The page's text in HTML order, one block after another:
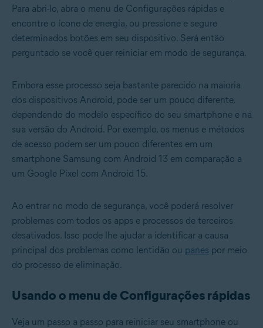
Para abri-lo, abra o menu de Configurações rápidas e
encontre o ícone de energia, ou pressione e segure
determinados botões em seu dispositivo. Será então
perguntado se você quer reiniciar em modo de segurança.
Embora esse processo seja bastante parecido na maioria
dos dispositivos Android, pode ser um pouco diferente,
dependendo do modelo específico do seu smartphone e na
sua versão do Android. Por exemplo, os menus e métodos
de acesso podem ser um pouco diferentes em um
smartphone Samsung com Android 13 em comparação a
um Google Pixel com Android 15.
Ao entrar no modo de segurança, você poderá resolver
problemas com todos os apps e processos de terceiros
desativados. Isso pode lhe ajudar a identificar a causa
principal dos problemas como lentidão ou panes por meio
do processo de eliminação.
Usando o menu de Configurações rápidas
Veja um passo a passo para reiniciar seu smartphone ou